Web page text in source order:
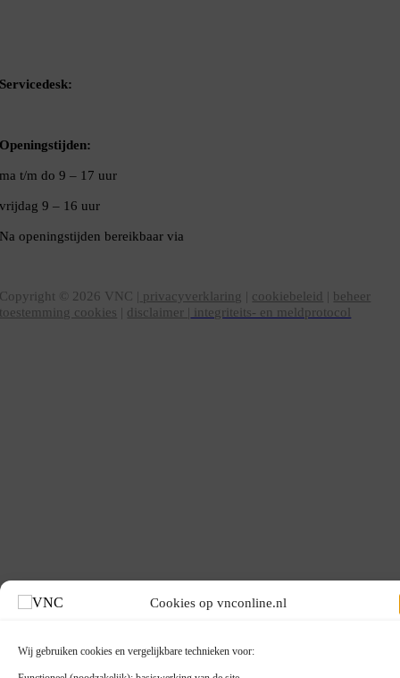
Cookies op vnconline.nl
Wij gebruiken cookies en vergelijkbare technieken voor:
Servicedesk:
Openingstijden:
ma t/m do9 – 17 uur
vrijdag 9 – 16 uur
Na openingstijden bereikbaar via
Copyright © 2026 VNC | privacyverklaring cookiebeleid
beheer
toestemming cookies
disclaimer integriteits- en meldprotocol